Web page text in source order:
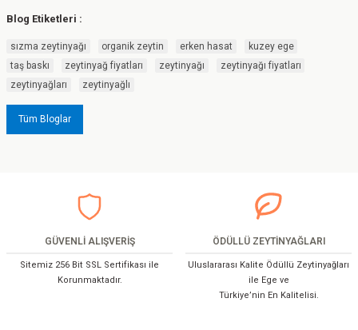
Blog Etiketleri :
sızma zeytinyağı organik zeytin erken hasat
kuzey ege
taş baskı
zeytinyağ fiyatları zeytinyağı
zeytinyağı fiyatları
zeytinyağları
zeytinyağlı
Tüm Bloglar
GÜVENLİ ALIŞVERİŞ
Sitemiz 256 Bit SSL Sertifikası ile
Korunmaktadır.
ÖDÜLLÜ ZEYTİNYAĞLARI
Uluslararası Kalite Ödüllü Zeytinyağları
ile Ege ve
Türkiye’nin En Kalitelisi.